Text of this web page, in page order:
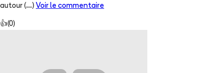
autour (...) Voir le commentaire
👍(0)